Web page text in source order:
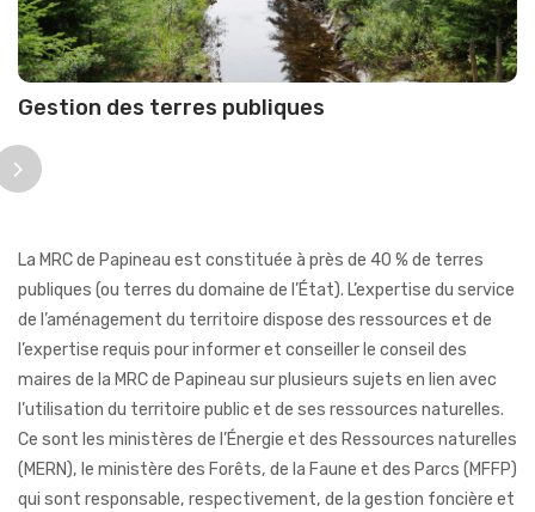
Gestion des terres publiques
La MRC de Papineau est constituée à près de 40 % de terres
publiques (ou terres du domaine de l’État). L’expertise du service
de l’aménagement du territoire dispose des ressources et de
l’expertise requis pour informer et conseiller le conseil des
maires de la MRC de Papineau sur plusieurs sujets en lien avec
l’utilisation du territoire public et de ses ressources naturelles.
Ce sont les ministères de l’Énergie et des Ressources naturelles
(MERN), le ministère des Forêts, de la Faune et des Parcs (MFFP)
qui sont responsable, respectivement, de la gestion foncière et